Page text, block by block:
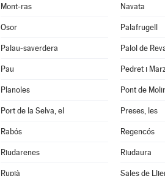
Mont-ras Navata
Osor Palafrugell
Palau-saverdera Palol de
Pau Pedret i
Planoles Pont de
Port de la Selva, el Preses, les
Rabós Regencós
Riudarenes Riudaura
Rupià Sales de